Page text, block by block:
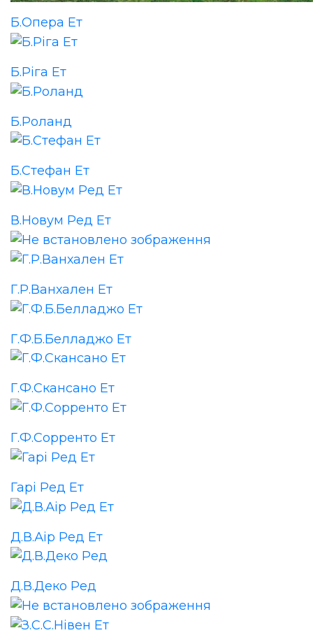
Б.Опера Ет
Б.Ріга Ет
Б.Роланд
Б.Стефан Ет
В.Новум Ред Ет
Г.Р.Ванхален Ет
Г.Ф.Б.Белладжо Ет
Г.Ф.Скансано Ет
Г.Ф.Сорренто Ет
Гарі Ред Ет
Д.В.Аір Ред Ет
Д.В.Деко Ред